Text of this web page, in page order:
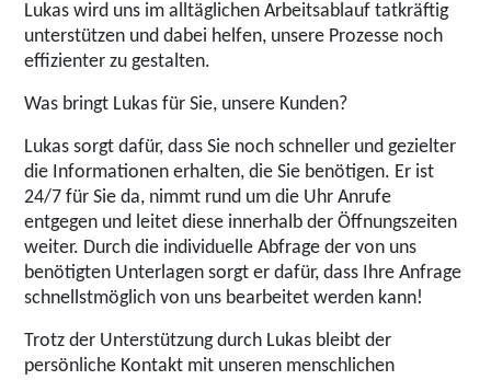
Lukas wird uns im alltäglichen Arbeitsablauf tatkräftig
unterstützen und dabei helfen, unsere Prozesse noch
effizienter zu gestalten.
Was bringt Lukas für Sie, unsere Kunden?
Lukas sorgt dafür, dass Sie noch schneller und gezielter
die Informationen erhalten, die Sie benötigen. Er ist
24/7 für Sie da, nimmt rund um die Uhr Anrufe
entgegen und leitet diese innerhalb der Öffnungszeiten
weiter. Durch die individuelle Abfrage der von uns
benötigten Unterlagen sorgt er dafür, dass Ihre Anfrage
schnellstmöglich von uns bearbeitet werden kann!
Trotz der Unterstützung durch Lukas bleibt der
persönliche Kontakt mit unseren menschlichen